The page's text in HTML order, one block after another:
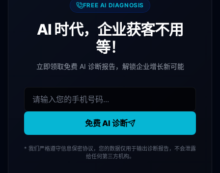
FREE AI DIAGNOSIS
AI 时代，企业获客不用
等！
立即领取免费 AI 诊断报告，解锁企业增长新可能
免费 AI 诊断
* 我们严格遵守信息保密协议，您的数据仅用于输出诊断报告，不会泄露
给任何第三方机构。